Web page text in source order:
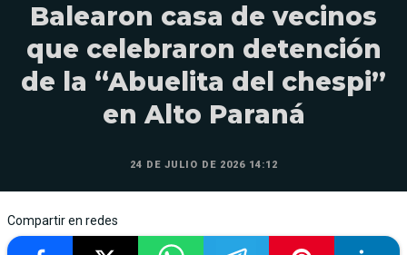
Balearon casa de vecinos
que celebraron detención
de la “Abuelita del chespi”
en Alto Paraná
24 DE JULIO DE 2026 14:12
Compartir en redes